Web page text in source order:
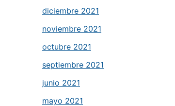
diciembre 2021
noviembre 2021
octubre 2021
septiembre 2021
junio 2021
mayo 2021